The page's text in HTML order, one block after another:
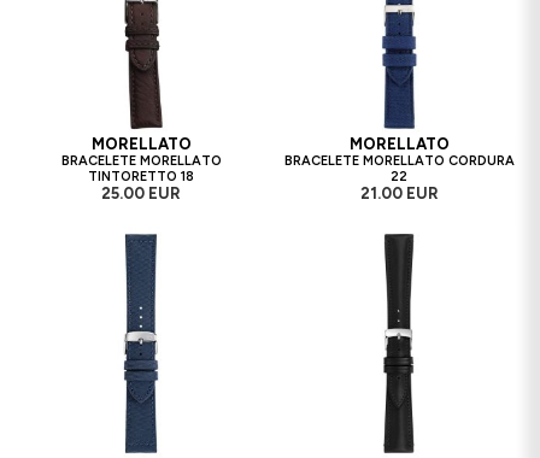
MORELLATO
BRACELETE MORELLATO
TINTORETTO 18
25.00 EUR
MORELLATO
BRACELETE MORELLATO CORDURA
22
21.00 EUR